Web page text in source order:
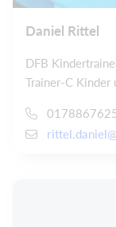
Daniel Rittel
DFB
Trainer-C Kinder